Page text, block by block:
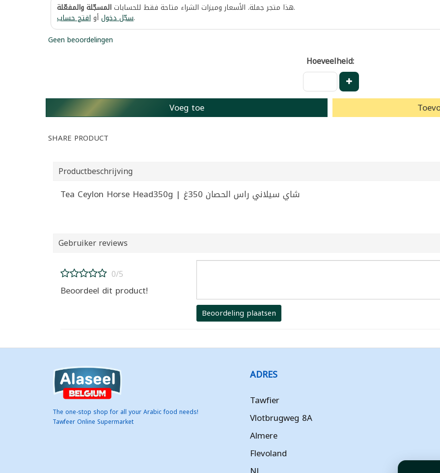
هذا متجر جملة. الأسعار وميزات الشراء متاحة فقط للحساباتالمسجّلة والمفعّلة .
سجّل دخولأوافتح حساب
.
Geen beoordelingen
Hoeveelheid:
Voeg toe
SHARE PRODUCT
Productbeschrijving
Tea Ceylon Horse Head350g | شاي سيلاني راس الحصان 350غ
Gebruiker reviews
0/5
Beoordeel dit product!
Beoordeling plaatsen
The one-stop shop for all your Arabic food needs!
Tawfeer Online Supermarket
ADRES
Tawfier
Vlotbrugweg 8A
Almere
Flevoland